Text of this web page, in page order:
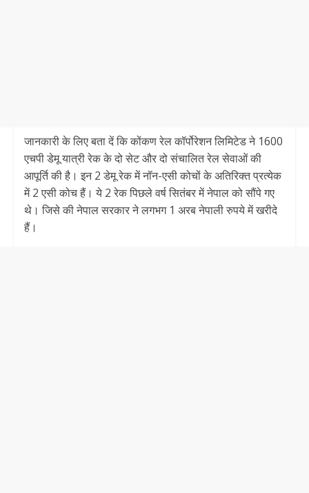
जानकारी के लिए बता दें कि कोंकण रेल कॉर्पोरेशन लिमिटेड ने 1600
एचपी डेमू यात्री रेक के दो सेट और दो संचालित रेल सेवाओं की
आपूर्ति की है। इन 2 डेमू रेक में नॉन-एसी कोचों के अतिरिक्त प्रत्येक
में 2 एसी कोच हैं। ये 2 रेक पिछले वर्ष सितंबर में नेपाल को सौंपे गए
थे। जिसे की नेपाल सरकार ने लगभग 1 अरब नेपाली रुपये में खरीदे
हैं।